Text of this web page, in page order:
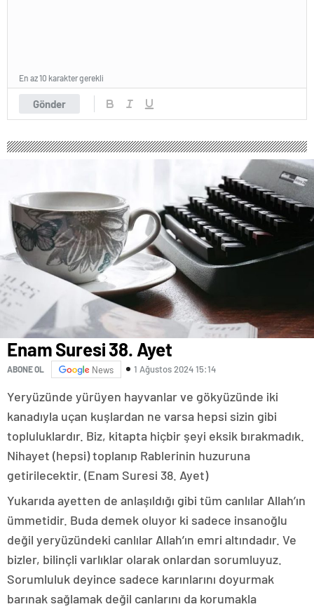
Gönder
En az 10 karakter gerekli
Enam Suresi 38. Ayet
ABONE OL News 1 Ağustos 2024 15:14
Yeryüzünde yürüyen hayvanlar ve gökyüzünde iki
kanadıyla uçan kuşlardan ne varsa hepsi sizin gibi
topluluklardır. Biz, kitapta hiçbir şeyi eksik bırakmadık.
Nihayet (hepsi) toplanıp Rablerinin huzuruna
getirilecektir. (Enam Suresi 38. Ayet)
Yukarıda ayetten de anlaşıldığı gibi tüm canlılar Allah’ın
ümmetidir. Buda demek oluyor ki sadece insanoğlu
değil yeryüzündeki canlılar Allah’ın emri altındadır. Ve
bizler, bilinçli varlıklar olarak onlardan sorumluyuz.
Sorumluluk deyince sadece karınlarını doyurmak
barınak sağlamak değil canlarını da korumakla